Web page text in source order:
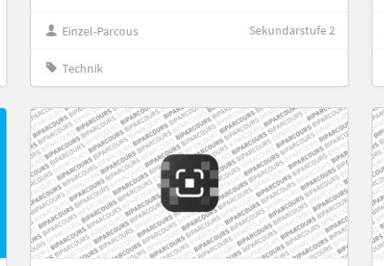
Einzel-Parcous Sekundarstufe 2
Technik